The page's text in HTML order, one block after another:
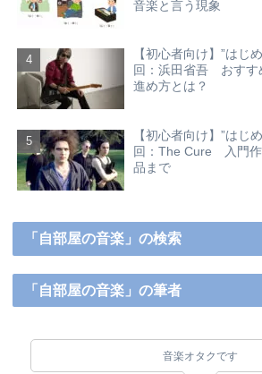
音楽と言う現象
【初心者向け】”はじ
回：浜田省吾 おすす
進め方とは？
【初心者向け】”はじ
回：The Cure 入門
品まで
「自部屋の音楽」の検索
「自部屋の音楽」の筆者
音楽オタクです